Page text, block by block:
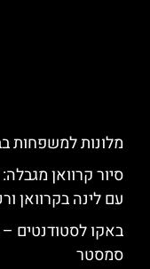
מלונות למשפחות
סיור קרוואן
עם לינה בקרוואן
באקו לסטודנטים
סמסטר